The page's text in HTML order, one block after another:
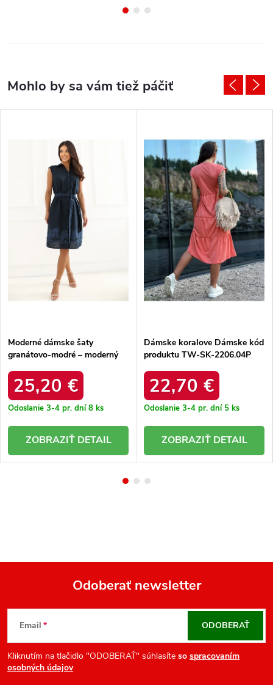
Moderné dámske šaty
granátovo-modré – moderný
SK-J172906.99
25,20 €
Odoslanie 3-4 pr. dní8 ks
DETAIL
Dámske koralove Dámske kód
produktu TW-SK-2206.04P
22,70 €
Odoslanie 3-4 pr. dní 5 ks
DETAIL
Odoberať newsletter
Email
Kliknutím na tlačidlo "ODOBERAŤ" súhlasíte so spracovaním
osobných údajov
ODOBERAŤ